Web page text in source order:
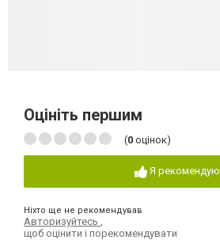
Оцініть першим
(0 оцінок)
Я рекомендую
Ніхто ще не рекомендував
Авторизуйтесь
щоб оцінити і порекомендувати